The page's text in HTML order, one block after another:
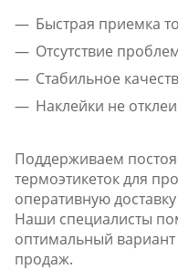
Быстрая приемка
Отсутствие
Стабильное
Наклейки не
Поддерживаем
термоэтикеток для
оперативную
Наши специалисты
оптимальный
продаж.